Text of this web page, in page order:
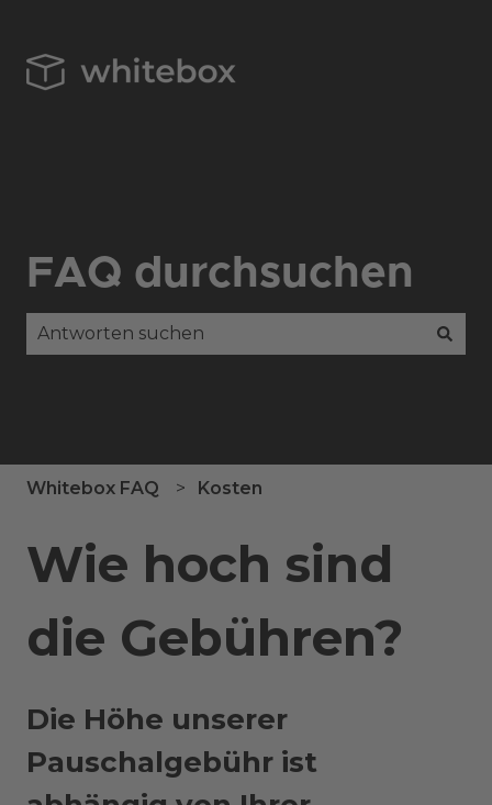
FAQ durchsuchen
Whitebox FAQ Kosten
Wie hoch sind
die Gebühren?
Die Höhe unserer
Pauschalgebühr ist